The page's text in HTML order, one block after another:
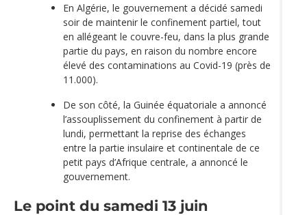
En Algérie, le gouvernement a décidé samedi
soir de maintenir le confinement partiel, tout
en allégeant le couvre-feu, dans la plus grande
partie du pays, en raison du nombre encore
élevé des contaminations au Covid-19 (près de
11.000).
De son côté, la Guinée équatoriale a annoncé
l’assouplissement du confinement à partir de
lundi, permettant la reprise des échanges
entre la partie insulaire et continentale de ce
petit pays d’Afrique centrale, a annoncé le
gouvernement.
Le point du samedi 13 juin